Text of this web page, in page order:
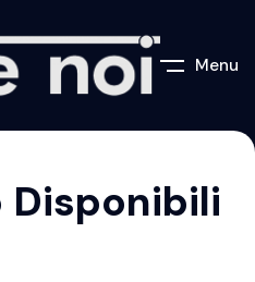
Menu
Disponibili